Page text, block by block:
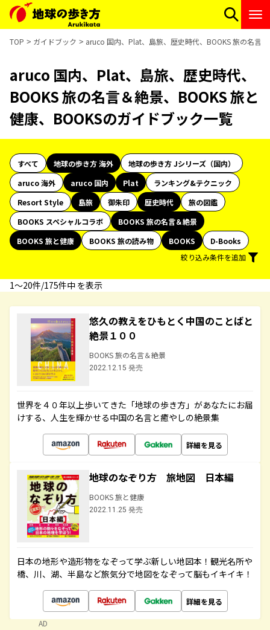
TOP ガイドブック aruco 国内、Plat、島旅、歴史時代、BOOKS 旅の名言
aruco 国内、Plat、島旅、歴史時代、
BOOKS 旅の名言＆絶景、BOOKS 旅と
健康、BOOKSのガイドブック一覧
すべて 地球の歩き方 海外
地球の歩き方 Jシリーズ（国内）
aruco 海外
aruco 国内 Plat
ランキング&テクニック
Resort Style
島旅 御朱印 歴史時代
旅の図鑑
BOOKS スペシャルコラボ
BOOKS 旅の名言＆絶景
BOOKS 旅と健康
BOOKS 旅の読み物 BOOKS
D-Books
絞り込み条件を追加
1〜20件/175件中 を表示
悠久の教えをひもとく中国のことばと
絶景１００
BOOKS 旅の名言＆絶景
2022.12.15 発売
世界を４０年以上歩いてきた「地球の歩き方」があなたにお届
けする、人生を輝かせる中国の名言と癒やしの絶景集
詳細を見る
地球のなぞり方 旅地図 日本編
BOOKS 旅と健康
2022.11.25 発売
日本の地形や造形物をなぞって学ぶ新しい地図本！観光名所や
橋、川、湖、半島など旅気分で地図をなぞって脳もイキイキ！
詳細を見る
AD